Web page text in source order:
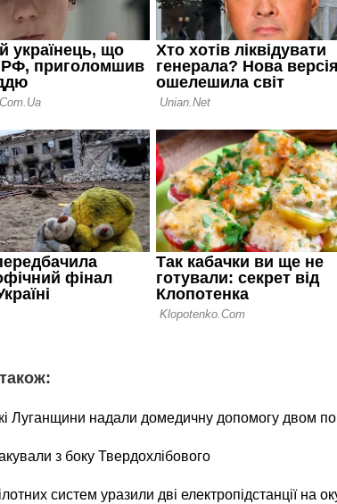
Луганщини надали домедичну допомогу двом
з боку Твердохлібового
систем уразили дві електропідстанції на